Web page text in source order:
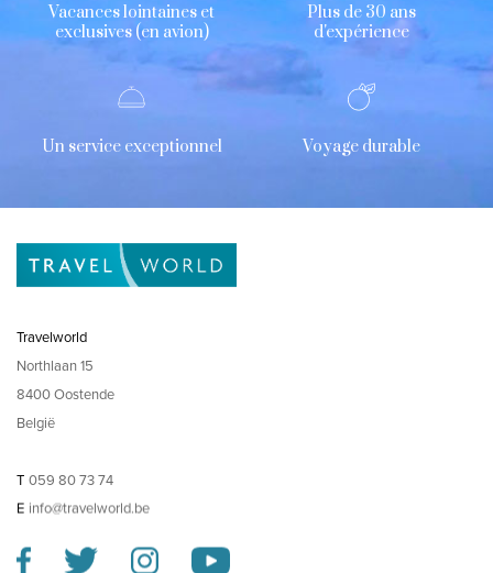
Vacances lointaines et
exclusives (en avion)
Plus de 30 ans
d'expérience
Un service exceptionnel Voyage durable
Travelworld
Northlaan 15
8400 Oostende
België
T 059 80 73 74
E info@travelworld.be